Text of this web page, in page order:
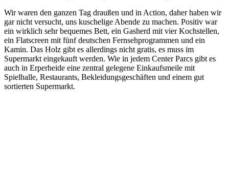
Wir waren den ganzen Tag draußen und in Action, daher haben wir
gar nicht versucht, uns kuschelige Abende zu machen. Positiv war
ein wirklich sehr bequemes Bett, ein Gasherd mit vier Kochstellen,
ein Flatscreen mit fünf deutschen Fernsehprogrammen und ein
Kamin. Das Holz gibt es allerdings nicht gratis, es muss im
Supermarkt eingekauft werden. Wie in jedem Center Parcs gibt es
auch in Erperheide eine zentral gelegene Einkaufsmeile mit
Spielhalle, Restaurants, Bekleidungsgeschäften und einem gut
sortierten Supermarkt.